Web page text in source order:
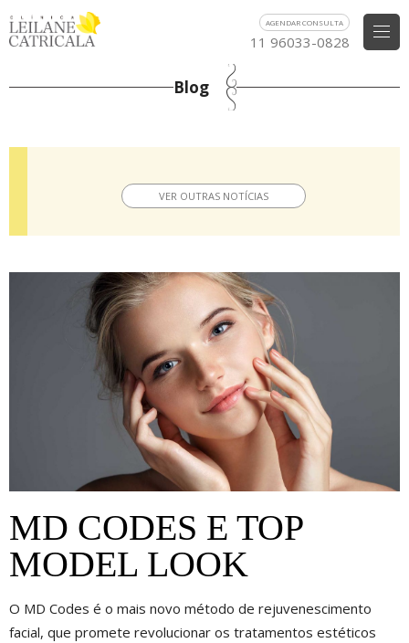
AGENDAR CONSULTA
11 96033-0828
Blog
VER OUTRAS NOTÍCIAS
MD CODES E TOP
MODEL LOOK
O MD Codes é o mais novo método de rejuvenescimento
facial, que promete revolucionar os tratamentos estéticos